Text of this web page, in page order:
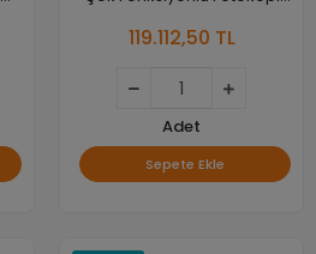
119.112,50 TL
Adet
Sepete Ekle